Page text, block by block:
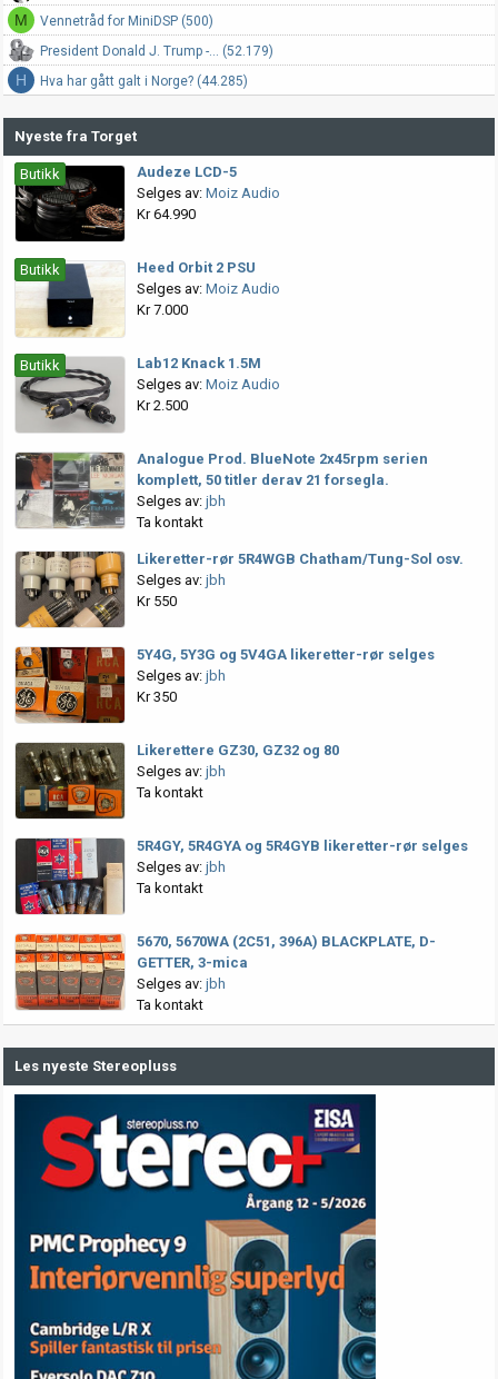
M
Vennetråd for MiniDSP (500)
President Donald J. Trump -... (52.179)
H Hva har gått galt i Norge? (44.285)
Nyeste fra Torget
Butikk
Audeze LCD-5
Selges av: Moiz Audio
Kr 64.990
Butikk
Heed Orbit 2 PSU
Selges av: Moiz Audio
Kr 7.000
Butikk
Lab12 Knack 1.5M
Selges av: Moiz Audio
Kr 2.500
Analogue Prod. BlueNote 2x45rpm serien
komplett, 50 titler derav 21 forsegla.
Selges av: jbh
Ta kontakt
Likeretter-rør 5R4WGB Chatham/Tung-Sol osv.
Selges av: jbh
Kr 550
5Y4G, 5Y3G og 5V4GA likeretter-rør selges
Selges av: jbh
Kr 350
Likerettere GZ30, GZ32 og 80
Selges av: jbh
Ta kontakt
5R4GY, 5R4GYA og 5R4GYB likeretter-rør selges
Selges av: jbh
Ta kontakt
5670, 5670WA (2C51, 396A) BLACKPLATE, D-
GETTER, 3-mica
Selges av: jbh
Ta kontakt
Les nyeste Stereopluss